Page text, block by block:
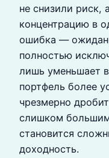
не снизили риск,
концентрацию в
ошибка —
полностью
лишь уменьшает
портфель более
чрезмерно
слишком
становится
доходность.